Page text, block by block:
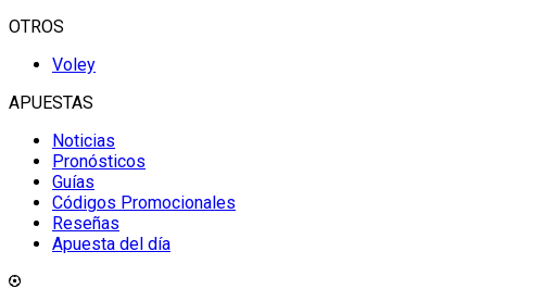
OTROS
Voley
APUESTAS
Noticias
Pronósticos
Guías
Códigos Promocionales
Reseñas
Apuesta del día